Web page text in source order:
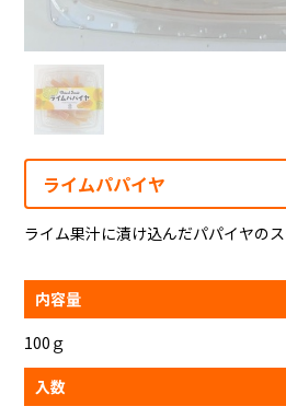
ライムパパイヤ
ライム果汁に漬け込んだパパイヤのス
内容量
100ｇ
入数